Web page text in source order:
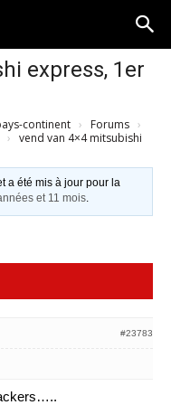
express, 1er
continent › Forums ›
› vend van 4×4 mitsubishi
a été mis à jour pour la
et 11 mois.
#23783